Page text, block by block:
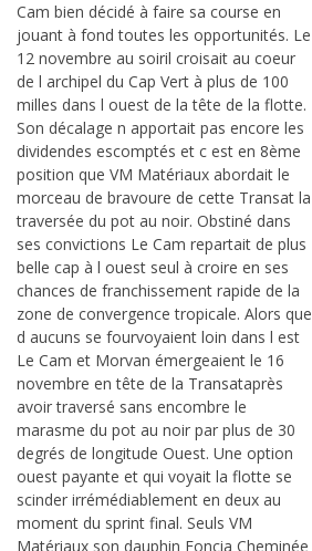
Cam bien décidé à faire sa course en
jouant à fond toutes les opportunités. Le
12 novembre au soiril croisait au coeur
de l archipel du Cap Vert à plus de 100
milles dans l ouest de la tête de la flotte.
Son décalage n apportait pas encore les
dividendes escomptés et c est en 8ème
position que VM Matériaux abordait le
morceau de bravoure de cette Transat la
traversée du pot au noir. Obstiné dans
ses convictions Le Cam repartait de plus
belle cap à l ouest seul à croire en ses
chances de franchissement rapide de la
zone de convergence tropicale. Alors que
d aucuns se fourvoyaient loin dans l est
Le Cam et Morvan émergeaient le 16
novembre en tête de la Transataprès
avoir traversé sans encombre le
marasme du pot au noir par plus de 30
degrés de longitude Ouest. Une option
ouest payante et qui voyait la flotte se
scinder irrémédiablement en deux au
moment du sprint final. Seuls VM
Matériaux son dauphin Foncia Cheminée